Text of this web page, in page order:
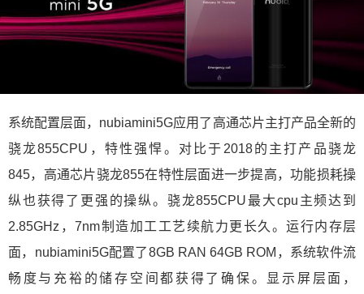
系统配置层面，nubiamini5G应用了高通芯片主打产品全新的
骁龙855CPU，特性强悍。对比于2018的主打产品骁龙
845，高通芯片骁龙855在特性层面进一步提高，功能损耗操
纵也获得了更强的操纵。骁龙855CPU最大cpu主频达到
2.85GHz，7nm制造加工工艺续航力更长久。运行内存层
面，nubiamini5G配置了8GB RAN 64GB ROM，系统软件流
畅度与充裕的储存空间都获得了确保。显示屏层面，